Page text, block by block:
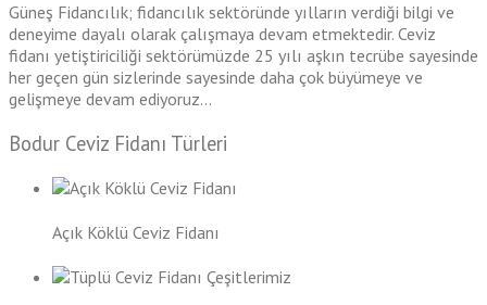
Güneş Fidancılık; fidancılık sektöründe yılların verdiği bilgi ve
deneyime dayalı olarak çalışmaya devam etmektedir. Ceviz
fidanı yetiştiriciliği sektörümüzde 25 yılı aşkın tecrübe sayesinde
her geçen gün sizlerinde sayesinde daha çok büyümeye ve
gelişmeye devam ediyoruz...
Bodur Ceviz Fidanı Türleri
Açık Köklü Ceviz Fidanı